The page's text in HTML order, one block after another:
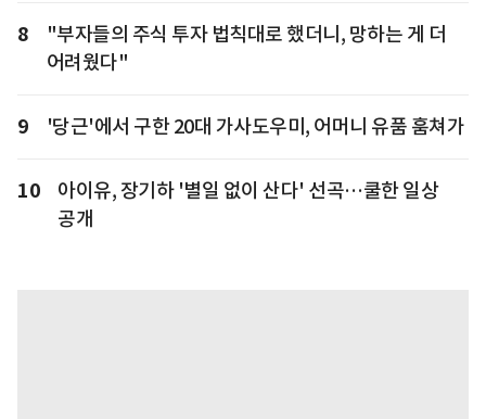
8
"부자들의 주식 투자 법칙대로 했더니, 망하는 게 더
어려웠다"
9 '당근'에서 구한 20대 가사도우미, 어머니 유품 훔쳐가
10
아이유, 장기하 '별일 없이 산다' 선곡…쿨한 일상
공개